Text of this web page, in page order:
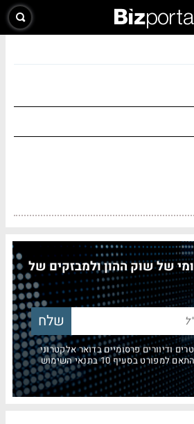
של שוק ההון ולמבזקים של
ודיוורים פרסומיים בדואר אלקטרוני
בסעיף 10 בתנאי השימוש